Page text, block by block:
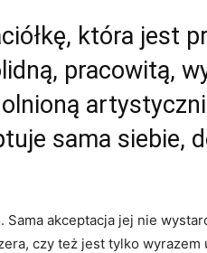
która jest
pracowitą,
sama siebie,
Sama akceptacja jej nie
czy też jest tylko